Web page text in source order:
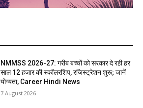
NMMSS 2026-27: गरीब बच्चों को सरकार दे रही हर
साल 12 हजार की स्कॉलरशिप, रजिस्ट्रेशन शुरू; जानें
योग्यता, Career Hindi News
7 August 2026